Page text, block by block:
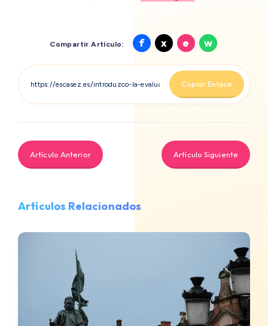
Compartir Artículo: fCompartir
Facebook
xCompartir
X
e Compartir
wCompartir
Whatsapp
Copiar Enlace
Artículo Anterior Artículo Siguiente
Artículos Relacionados